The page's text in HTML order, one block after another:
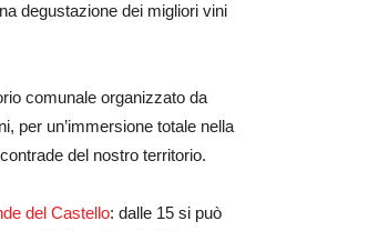
degustazione dei migliori vini
comunale organizzato da
per un’immersione totale nella
del nostro territorio.
del Castello: dalle 15 si può